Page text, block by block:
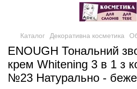
Каталог Декоративна косметика
ENOUGH Тональний
крем Whitening 3 в 1 з
№23 Натурально -